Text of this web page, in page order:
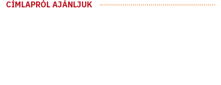
CÍMLAPRÓL AJÁNLJUK